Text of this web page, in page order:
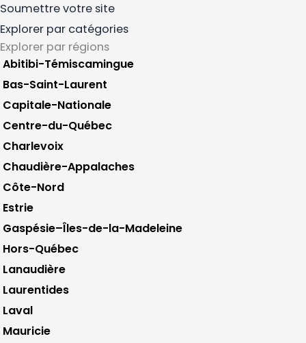
Soumettre votre site
Explorer par catégories
Explorer par régions
Abitibi-Témiscamingue
Bas-Saint-Laurent
Capitale-Nationale
Centre-du-Québec
Charlevoix
Chaudière-Appalaches
Côte-Nord
Estrie
Gaspésie–Îles-de-la-Madeleine
Hors-Québec
Lanaudière
Laurentides
Laval
Mauricie